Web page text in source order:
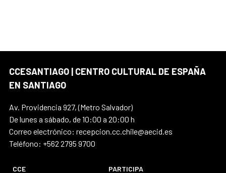
CCESANTIAGO | CENTRO CULTURAL DE ESPAÑA
EN SANTIAGO
Av. Providencia 927, (Metro Salvador)
De lunes a sábado, de 10:00 a 20:00 h
Correo electrónico: recepcion.cc.chile@aecid.es
Teléfono: +562 2795 9700
CCE PARTICIPA